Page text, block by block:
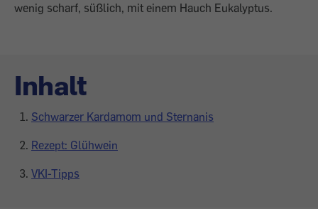
wenig scharf, süßlich, mit einem Hauch Eukalyptus.
Inhalt
Schwarzer Kardamom und Sternanis
Rezept: Glühwein
VKI-Tipps